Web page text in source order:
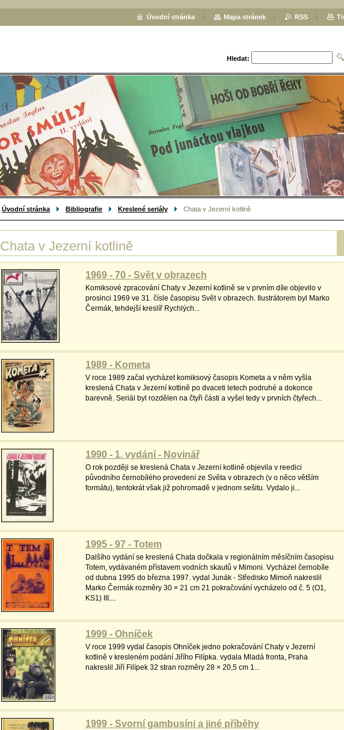
Hledat:
Úvodní stránka Bibliografie Kreslené seriály Chata v Jezerní kotlině
Chata v Jezerní kotlině
1969 - 70 - Svět v obrazech
Komiksové zpracování Chaty v Jezerní kotlině se v prvním díle objevilo v
prosinci 1969 ve 31. čísle časopisu Svět v obrazech. Ilustrátorem byl Marko
Čermák, tehdejší kreslíř Rychlých...
1989 - Kometa
V roce 1989 začal vycházet komiksový časopis Kometa a v něm vyšla
kreslená Chata v Jezerní kotlině po dvaceti letech podruhé a dokonce
barevně. Seriál byl rozdělen na čtyři části a vyšel tedy v prvních čtyřech...
1990 - 1. vydání - Novinář
O rok později se kreslená Chata v Jezerní kotlině objevila v reedici
původního černobílého provedení ze Světa v obrazech (v o něco větším
formátu), tentokrát však již pohromadě v jednom sešitu. Vydalo ji...
1995 - 97 - Totem
Dalšího vydání se kreslená Chata dočkala v regionálním měsíčním časopisu
Totem, vydávaném přístavem vodních skautů v Mimoni. Vycházel černobíle
od dubna 1995 do března 1997. vydal Junák - Středisko Mimoň nakreslil
Marko Čermák rozměry 30 × 21 cm 21 pokračování vycházelo od č. 5 (O1,
KS1) III....
1999 - Ohníček
V roce 1999 vydal časopis Ohníček jedno pokračování Chaty v Jezerní
kotlině v kresleném podání Jiřího Filípka. vydala Mladá fronta, Praha
nakreslil Jiří Filípek 32 stran rozměry 28 × 20,5 cm 1...
1999 - Svorní gambusíni a jiné příběhy
Úvodní stránka Mapa stránek RSS